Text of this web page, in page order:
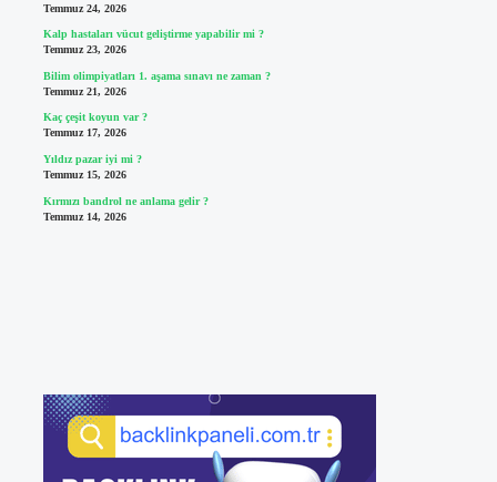
Temmuz 24, 2026
Kalp hastaları vücut geliştirme yapabilir mi ?
Temmuz 23, 2026
Bilim olimpiyatları 1. aşama sınavı ne zaman ?
Temmuz 21, 2026
Kaç çeşit koyun var ?
Temmuz 17, 2026
Yıldız pazar iyi mi ?
Temmuz 15, 2026
Kırmızı bandrol ne anlama gelir ?
Temmuz 14, 2026